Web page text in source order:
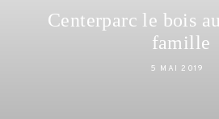
Centerparc le bois
famille
5 MAI 2019